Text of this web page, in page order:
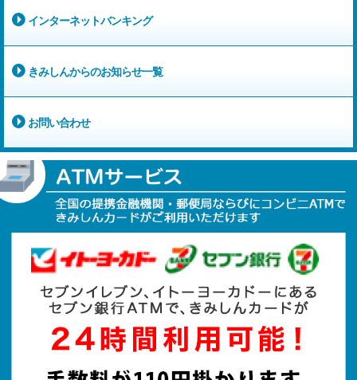
インターネットバンキング
きみしんからのお知らせ一覧
お問い合わせ